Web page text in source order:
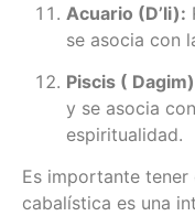
Acuario (D’li):
se asocia con
Piscis (
y se asocia
espiritualidad.
Es importante
cabalística es una